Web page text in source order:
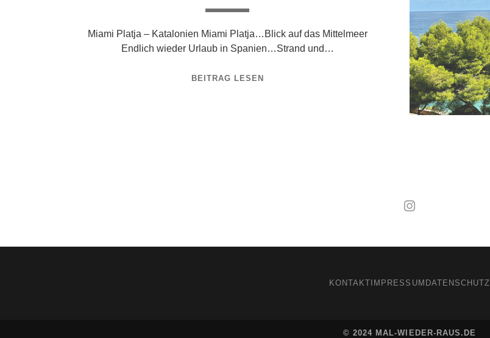
Miami Platja – Katalonien Miami Platja…Blick auf das Mittelmeer
Endlich wieder Urlaub in Spanien…Strand und…
BEITRAG LESEN
KONTAKT IMPRESSUM DATENSCHUTZ
© 2024 MAL-WIEDER-RAUS.DE